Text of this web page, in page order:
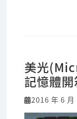
美光
記憶體
2016 年 6 月